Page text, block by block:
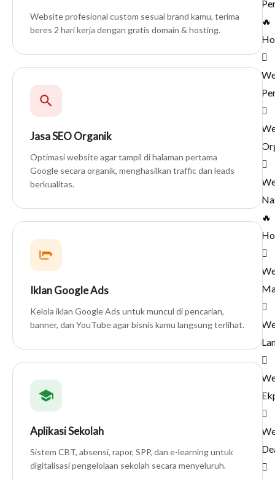
🔥
🔥
Website profesional custom sesuai brand kamu, terima
beres 2 hari kerja dengan gratis domain & hosting.
Jasa SEO Organik
Optimasi website agar tampil di halaman pertama
Google secara organik, menghasilkan traffic dan leads
berkualitas.
Iklan Google Ads
Kelola iklan Google Ads untuk muncul di pencarian,
banner, dan YouTube agar bisnis kamu langsung terlihat.
Aplikasi Sekolah
Sistem CBT, absensi, rapor, SPP, dan e-learning untuk
digitalisasi pengelolaan sekolah secara menyeluruh.